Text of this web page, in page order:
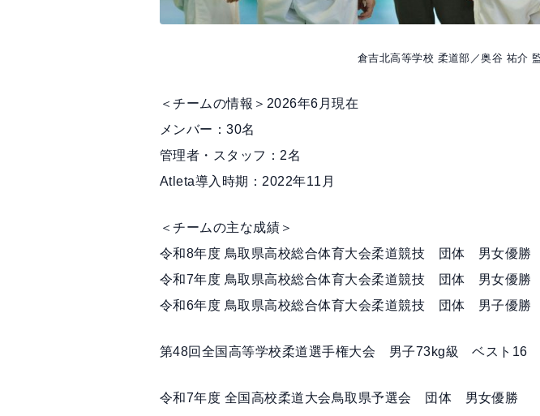
倉吉北高等学校 柔道部／奥谷 祐介
＜チームの情報＞2026年6月現在
メンバー：30名
管理者・スタッフ：2名
Atleta導入時期：2022年11月
＜チームの主な成績＞
令和8年度 鳥取県高校総合体育大会柔道競技 団体 男女優勝
令和7年度 鳥取県高校総合体育大会柔道競技 団体 男女優勝
令和6年度 鳥取県高校総合体育大会柔道競技 団体 男子優勝
第48回全国高等学校柔道選手権大会 男子73kg級 ベスト16
令和7年度 全国高校柔道大会鳥取県予選会 団体 男女優勝